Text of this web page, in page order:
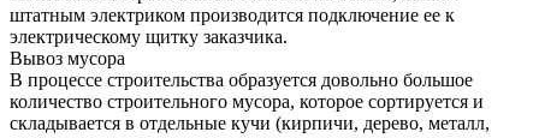
штатным электриком производится подключение ее к
электрическому щитку заказчика.
Вывоз мусора
В процессе строительства образуется довольно большое
количество строительного мусора, которое сортируется и
складывается в отдельные кучи (кирпичи, дерево, металл,